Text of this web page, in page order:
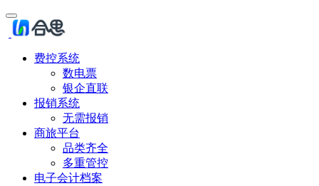
费控系统
数电票
银企直联
报销系统
无需报销
商旅平台
品类齐全
多重管控
电子会计档案